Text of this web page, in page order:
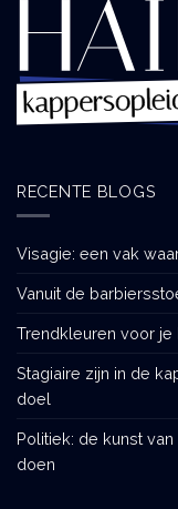
RECENTE BLOGS
Visagie: een vak
Vanuit de
Trendkleuren voor je
Stagiaire zijn in de
doel
Politiek: de kunst
doen